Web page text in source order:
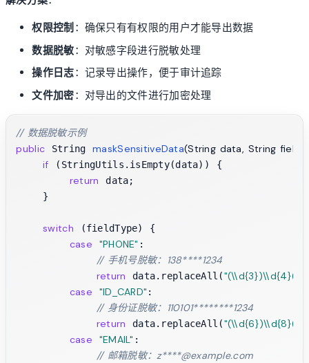
权限控制 ：确保只有有权限的用户才能导出数据
数据脱敏：对敏感字段进行脱敏处理
操作日志：记录导出操作，便于审计追踪
文件加密：对导出的文件进行加密处理
// 数据脱敏示例
public String maskSensitiveData(String data, String
if (StringUtils.isEmpty(data)) {
return
data;
    }
switch (fieldType) {
case "PHONE" :
// 手机号脱敏：138****1234
return data.replaceAll(
case
"ID_CARD" :
// 身份证脱敏：110101********1234
return data.replaceAll(
case
"EMAIL" :
// 邮箱脱敏：z****@example.com